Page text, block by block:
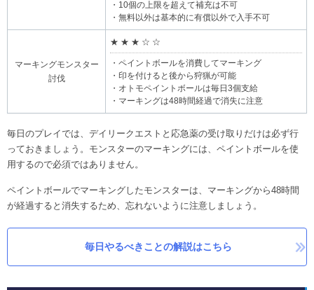
・10個の上限を超えて補充は不可
・無料以外は基本的に有償以外で入手不可
マーキングモンスター
討伐
★ ★ ★ ☆ ☆
・ペイントボールを消費してマーキング
・印を付けると後から狩猟が可能
・オトモペイントボールは毎日3個支給
・マーキングは48時間経過で消失に注意
毎日のプレイでは、デイリークエストと応急薬の受け取りだけは必ず行
っておきましょう。モンスターのマーキングには、ペイントボールを使
用するので必須ではありません。
ペイントボールでマーキングしたモンスターは、マーキングから48時間
が経過すると消失するため、忘れないように注意しましょう。
毎日やるべきことの解説はこちら